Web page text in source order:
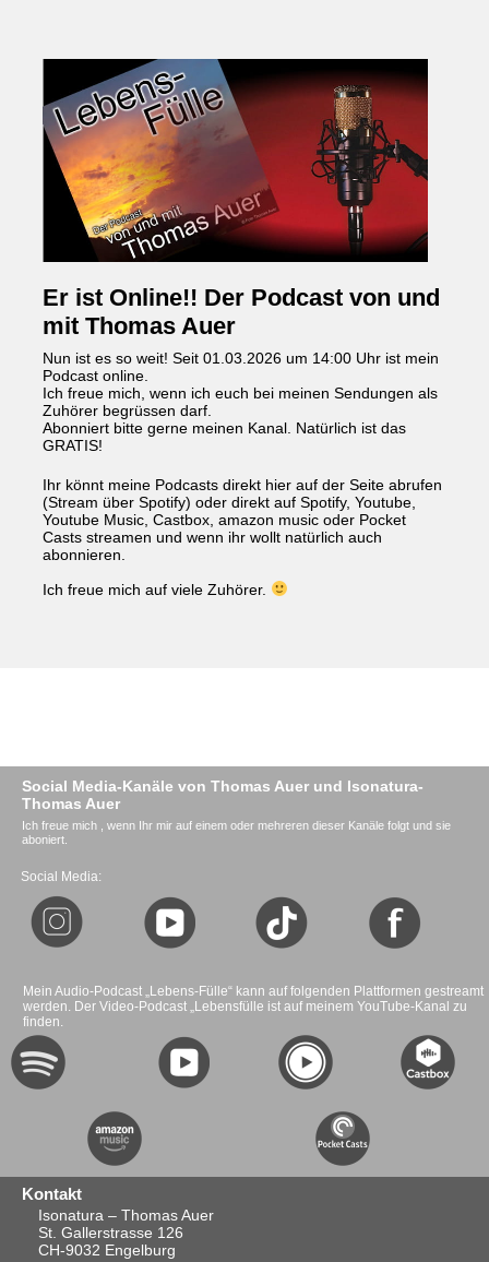
Er ist Online!! Der Podcast von und
mit Thomas Auer
Nun ist es so weit! Seit 01.03.2026 um 14:00 Uhr ist mein
Podcast online.
Ich freue mich, wenn ich euch bei meinen Sendungen als
Zuhörer begrüssen darf.
Abonniert bitte gerne meinen Kanal. Natürlich ist das
GRATIS!
Ihr könnt meine Podcasts direkt hier auf der Seite abrufen
(Stream über Spotify) oder direkt auf Spotify, Youtube,
Youtube Music, Castbox, amazon music oder Pocket
Casts streamen und wenn ihr wollt natürlich auch
abonnieren.
Ich freue mich auf viele Zuhörer.
Social Media-Kanäle von Thomas Auer und Isonatura-
Thomas Auer
Ich freue mich , wenn Ihr mir auf einem oder mehreren dieser Kanäle folgt und sie
aboniert.
Social Media:
Mein Audio-Podcast „Lebens-Fülle“ kann auf folgenden Plattformen gestreamt
werden. Der Video-Podcast „Lebensfülle ist auf meinem YouTube-Kanal zu
finden.
Kontakt
Isonatura – Thomas Auer
St. Gallerstrasse 126
CH-9032 Engelburg